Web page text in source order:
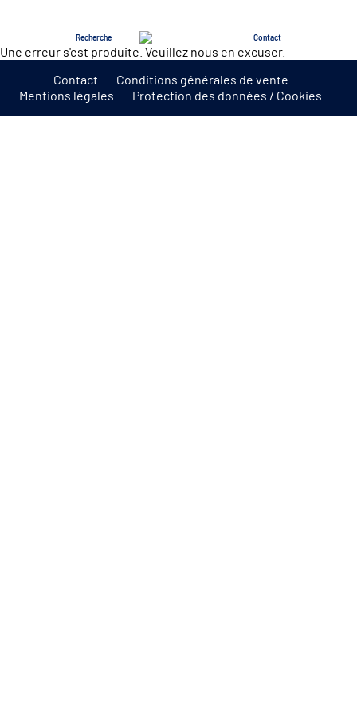
Recherche Contact
Une erreur s'est produite. Veuillez nous en excuser.
Contact
Conditions générales de vente
Mentions légales
Protection des données / Cookies